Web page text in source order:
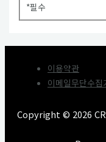
*필수
이용약관
이메일무단수집
Copyright © 2026